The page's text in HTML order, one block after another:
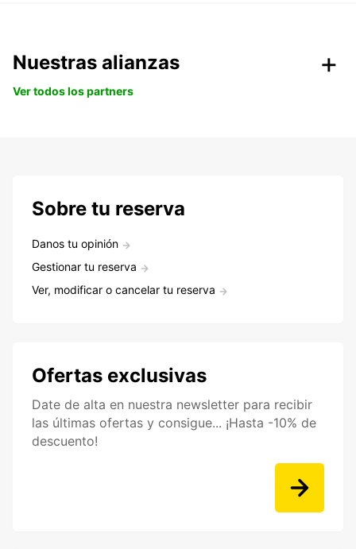
Nuestras alianzas
Ver todos los partners
Sobre tu reserva
Danos tu opinión
Gestionar tu reserva
Ver, modificar o cancelar tu reserva
Ofertas exclusivas
Date de alta en nuestra newsletter para recibir
las últimas ofertas y consigue... ¡Hasta -10% de
descuento!